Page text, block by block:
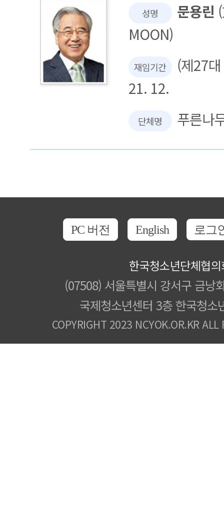
성명 문용린
MOON)
재임기간
(제27
21. 12.
단체명 푸른나
PC 버전 English 로그
한국청소년단체협
(07508) 서울특별시 강서구 금낭
국제청소년센터 3층 한국청소
COPYRIGHT 2023 NCYOK.OR.KR ALL